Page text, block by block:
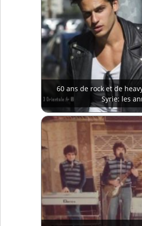
60 ans de rock et de
Syrie: les